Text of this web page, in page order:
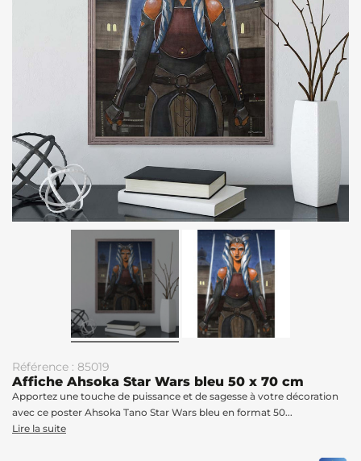
Référence : 85019
Affiche Ahsoka Star Wars bleu 50 x 70 cm
Apportez une touche de puissance et de sagesse à votre décoration
avec ce poster Ahsoka Tano Star Wars bleu en format 50...
Lire la suite